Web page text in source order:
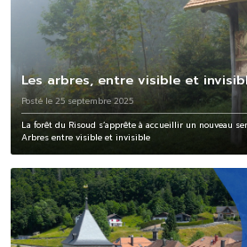
Les arbres, entre visible et
Posté le 25 septembre 2025
La forêt du Risoud s’apprête à accueillir un nouveau
Arbres entre visible et invisible